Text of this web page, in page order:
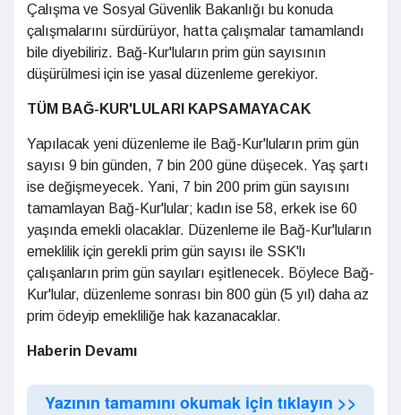
Çalışma ve Sosyal Güvenlik Bakanlığı bu konuda
çalışmalarını sürdürüyor, hatta çalışmalar tamamlandı
bile diyebiliriz. Bağ-Kur'luların prim gün sayısının
düşürülmesi için ise yasal düzenleme gerekiyor.
TÜM BAĞ-KUR'LULARI KAPSAMAYACAK
Yapılacak yeni düzenleme ile Bağ-Kur'luların prim gün
sayısı 9 bin günden, 7 bin 200 güne düşecek. Yaş şartı
ise değişmeyecek. Yani, 7 bin 200 prim gün sayısını
tamamlayan Bağ-Kur'lular; kadın ise 58, erkek ise 60
yaşında emekli olacaklar. Düzenleme ile Bağ-Kur'luların
emeklilik için gerekli prim gün sayısı ile SSK'lı
çalışanların prim gün sayıları eşitlenecek. Böylece Bağ-
Kur'lular, düzenleme sonrası bin 800 gün (5 yıl) daha az
prim ödeyip emekliliğe hak kazanacaklar.
Haberin Devamı
Yazının tamamını okumak için tıklayın >>